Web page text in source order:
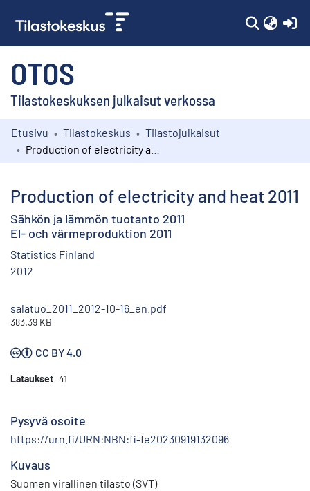
OTOS
Tilastokeskuksen julkaisut verkossa
Kokoelmat
Etusivu Tilastokeskus
Tilastojulkaisut
Production of electricity and heat 2011
Sähkön ja lämmön tuotanto 2011
El- och värmeproduktion 2011
Statistics Finland
2012
salatuo_2011_2012-10-16_en.pdf
383.39 KB
CC BY 4.0
Lataukset 41
Pysyvä osoite
https://urn.fi/URN:NBN:fi-fe20230919132096
Kuvaus
Suomen virallinen tilasto (SVT)